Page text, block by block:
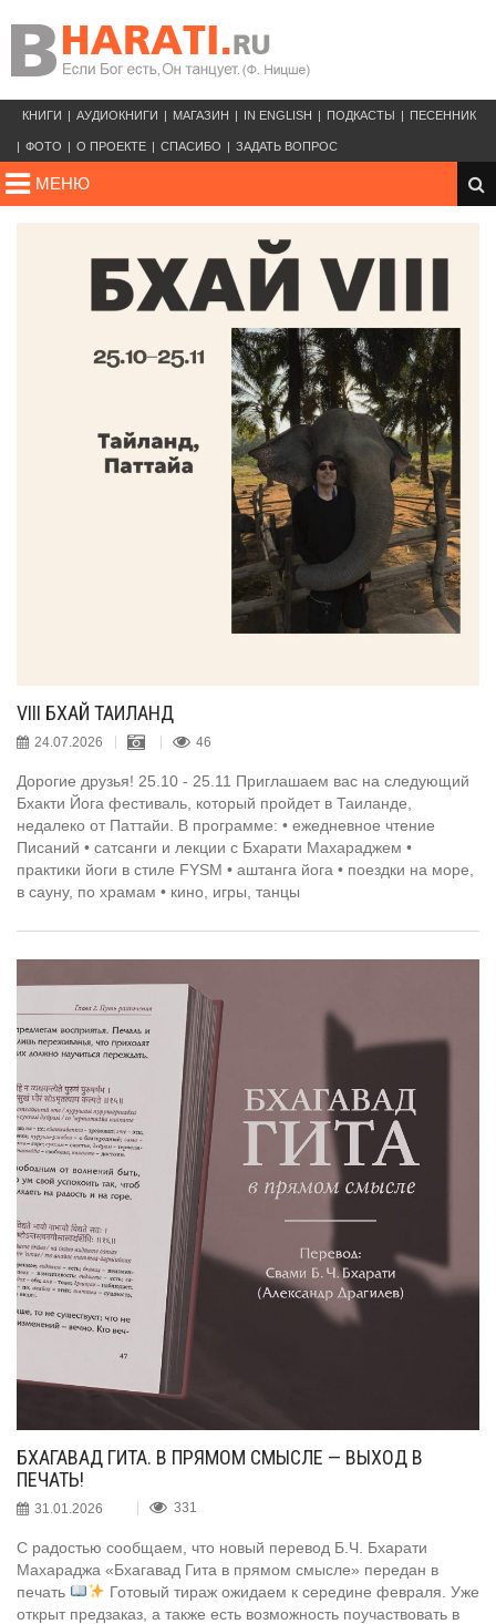
КНИГИ АУДИОКНИГИ МАГАЗИН IN ENGLISH ПОДКАСТЫ ПЕСЕННИК
ФОТО О ПРОЕКТЕ СПАСИБО ЗАДАТЬ ВОПРОС
МЕНЮ
VIII БХАЙ ТАИЛАНД
24.07.2026 46
Дорогие друзья! 25.10 - 25.11 Приглашаем вас на следующий
Бхакти Йога фестиваль, который пройдет в Таиланде,
недалеко от Паттайи. В программе: • ежедневное чтение
Писаний • сатсанги и лекции с Бхарати Махараджем •
практики йоги в стиле FYSM • аштанга йога • поездки на море,
в сауну, по храмам • кино, игры, танцы
БХАГАВАД ГИТА. В ПРЯМОМ СМЫСЛЕ — ВЫХОД В
ПЕЧАТЬ!
31.01.2026 331
С радостью сообщаем, что новый перевод Б.Ч. Бхарати
Махараджа «Бхагавад Гита в прямом смысле» передан в
печать
Готовый тираж ожидаем к середине февраля. Уже
открыт предзаказ, а также есть возможность поучаствовать в